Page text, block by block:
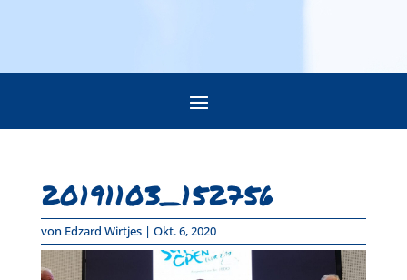
20191103_152756
von Edzard Wirtjes| Okt. 6, 2020